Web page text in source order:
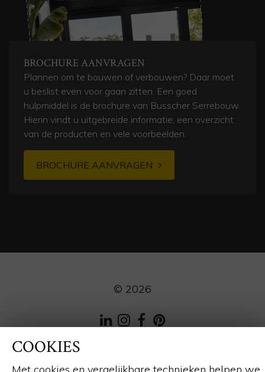
BROCHURE AANVRAGEN
Plannen om te bouwen of verbouwen? Daar moet
u beslist even voor gaan zitten. Een goed
hulpmiddel is de brochure van Busscher Serrebouw.
Hierin vindt u uitgebreide informatie, een overzicht
van de producten en vele voorbeelden.
BROCHURE AANVRAGEN
© 2026
LinkedIn
Instagram
Facebook
Pinterest
Webdesign en ontwikkeling
COOKIES